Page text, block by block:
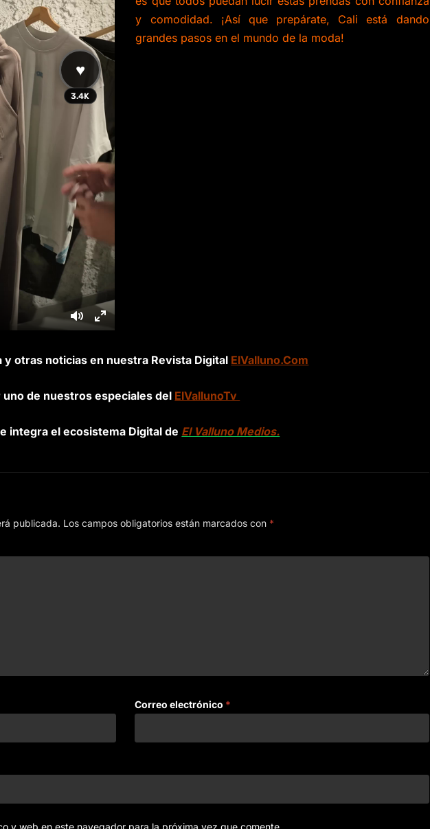
y comodidad. ¡Así que prepárate, Cali está dando
grandes pasos en el mundo de la moda!
otras noticias en nuestra Revista Digital ElValluno.Com
de nuestros especiales del ElVallunoTv
integra el ecosistema Digital de El Valluno Medios.
publicada. Los campos obligatorios están marcados con *
Correo electrónico *